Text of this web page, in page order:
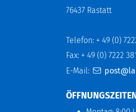
76437 Rastatt
Telefon: + 49 (0)
Fax: + 49 (0) 7222
E-Mail: